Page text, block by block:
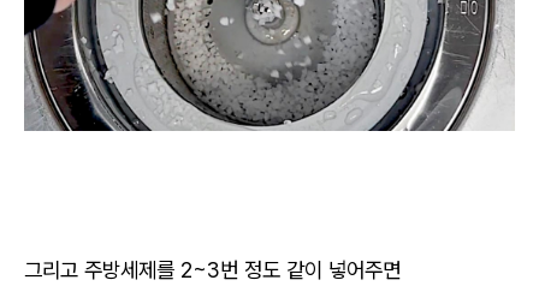
그리고 주방세제를 2~3번 정도 같이 넣어주면